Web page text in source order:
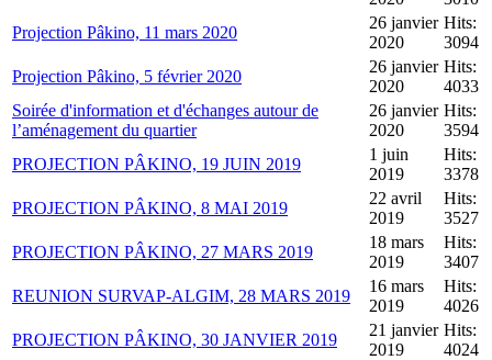
Projection Pâkino, 11 mars 2020
26 janvier
2020
Hits:
3094
Projection Pâkino, 5 février 2020
26 janvier
2020
Hits:
4033
Soirée d'information et d'échanges autour de
l’aménagement du quartier
26 janvier
2020
Hits:
3594
PROJECTION PÂKINO, 19 JUIN 2019
1 juin
2019
Hits:
3378
PROJECTION PÂKINO, 8 MAI 2019
22 avril
2019
Hits:
3527
PROJECTION PÂKINO, 27 MARS 2019
18 mars
2019
Hits:
3407
REUNION SURVAP-ALGIM, 28 MARS 2019
16 mars
2019
Hits:
4026
PROJECTION PÂKINO, 30 JANVIER 2019
21 janvier
2019
Hits:
4024